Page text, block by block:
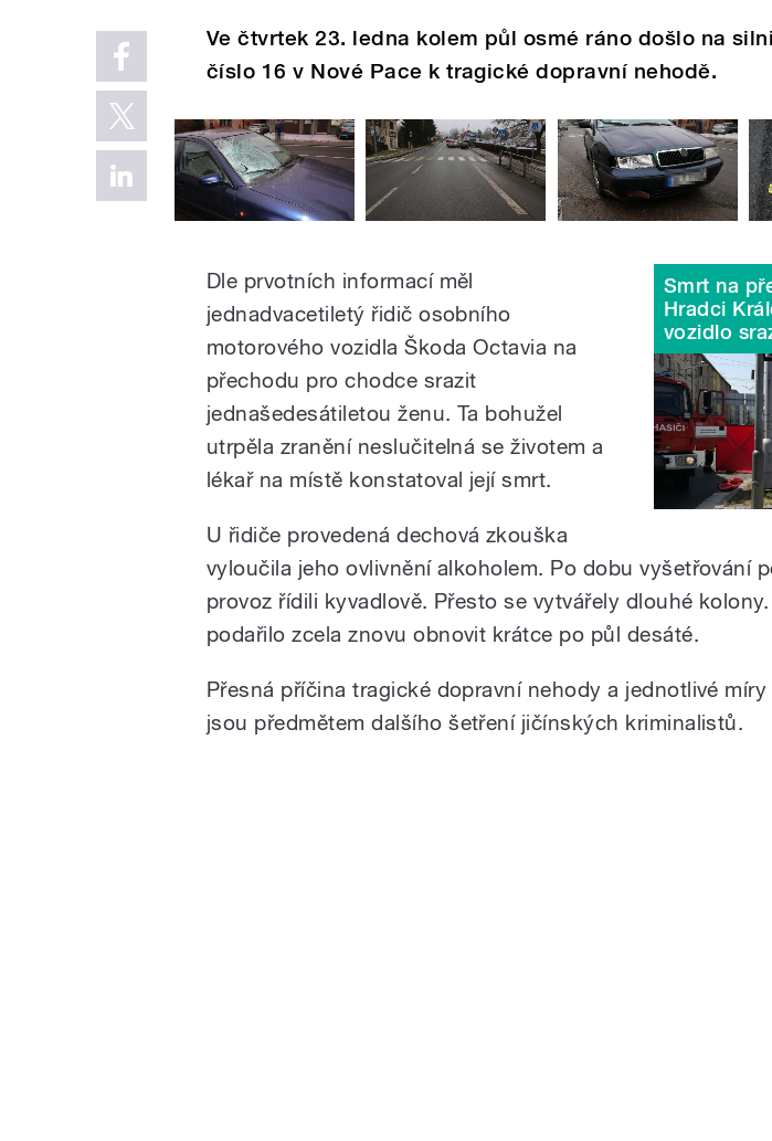
Ve čtvrtek 23. ledna kolem půl osmé ráno došlo na
číslo 16 v Nové Pace k tragické dopravní nehodě.
Smrt na
Hradci
vozidlo
Dle prvotních informací měl
jednadvacetiletý řidič osobního
motorového vozidla Škoda Octavia na
přechodu pro chodce srazit
jednašedesátiletou ženu. Ta bohužel
utrpěla zranění neslučitelná se životem a
lékař na místě konstatoval její smrt.
U řidiče provedená dechová zkouška
vyloučila jeho ovlivnění alkoholem. Po dobu vyšetřování
provoz řídili kyvadlově. Přesto se vytvářely dlouhé
podařilo zcela znovu obnovit krátce po půl desáté.
Přesná příčina tragické dopravní nehody a jednotlivé míry
jsou předmětem dalšího šetření jičínských kriminalistů.